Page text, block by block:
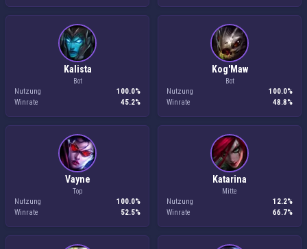
Kalista
Bot
Nutzung
100.0%
Winrate
45.2%
Kog'Maw
Bot
Nutzung
100.0%
Winrate
48.8%
Vayne
Top
Nutzung
100.0%
Winrate
52.5%
Katarina
Mitte
Nutzung
12.2%
Winrate
66.7%